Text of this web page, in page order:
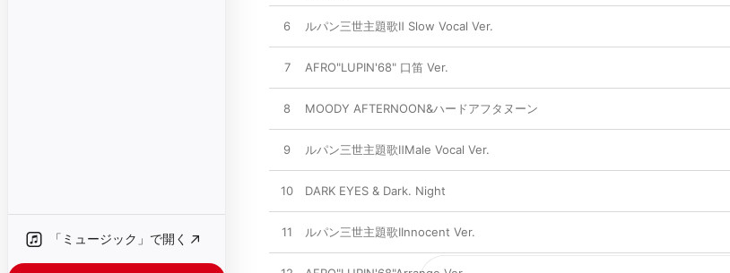
「ミュージック」で開く
6 ルパン三世主題歌Ⅱ Slow Vocal Ver.
7 AFRO"LUPIN'68" 口笛 Ver.
8 MOODY AFTERNOON&ハードアフタヌーン
9 ルパン三世主題歌ⅡMale Vocal Ver.
10 DARK EYES & Dark. Night
11 ルパン三世主題歌ⅠInnocent Ver.